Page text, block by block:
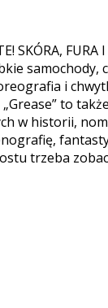
SKÓRA,
i
to
w historii,
trzeba